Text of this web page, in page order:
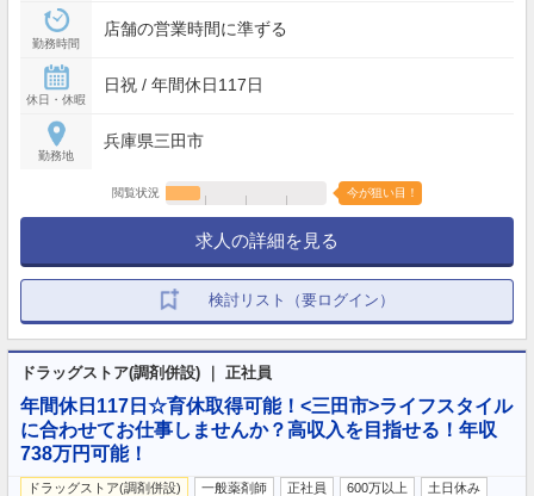
勤務時間
店舗の営業時間に準ずる
休日・休暇
日祝 / 年間休日117日
勤務地
兵庫県三田市
閲覧状況 今が狙い目！
求人の詳細を見る
検討リスト（要ログイン）
ドラッグストア(調剤併設) ｜ 正社員
年間休日117日☆育休取得可能！<三田市>ライフスタイル
に合わせてお仕事しませんか？高収入を目指せる！年収
738万円可能！
ドラッグストア(調剤併設) 一般薬剤師 正社員 600万以上
土日休み